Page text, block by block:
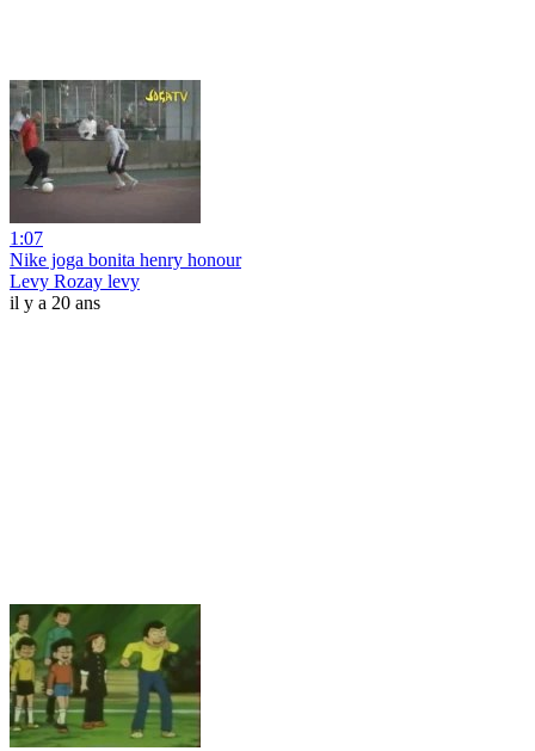
1:07
Nike joga bonita henry honour
Levy Rozay levy
il y a 20 ans